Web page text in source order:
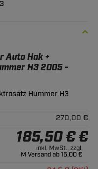
Auto Hak +
H3 2005 -
270,00 €
185,50 € €
inkl. MwSt., zzgl.
M Versand ab 15,00 €